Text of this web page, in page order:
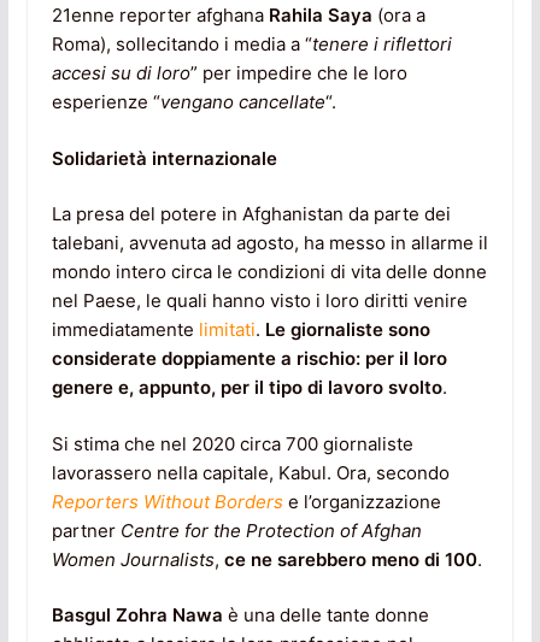
21enne reporter afghana Rahila Saya (ora a
Roma), sollecitando i media a “tenere i riflettori
accesi su di loro” per impedire che le loro
esperienze “vengano cancellate“.
Solidarietà internazionale
La presa del potere in Afghanistan da parte dei
talebani, avvenuta ad agosto, ha messo in allarme il
mondo intero circa le condizioni di vita delle donne
nel Paese, le quali hanno visto i loro diritti venire
immediatamente limitati. Le giornaliste sono
considerate doppiamente a rischio: per il loro
genere e, appunto, per il tipo di lavoro svolto.
Si stima che nel 2020 circa 700 giornaliste
lavorassero nella capitale, Kabul. Ora, secondo
Reporters Without Borderse l’organizzazione
partner Centre for the Protection of Afghan
Women Journalists, ce ne sarebbero meno di 100.
Basgul Zohra Nawa è una delle tante donne